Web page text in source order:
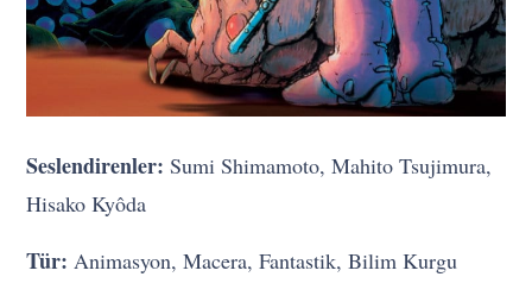
Seslendirenler: Sumi Shimamoto, Mahito Tsujimura,
Hisako Kyôda
Tür: Animasyon, Macera, Fantastik, Bilim Kurgu